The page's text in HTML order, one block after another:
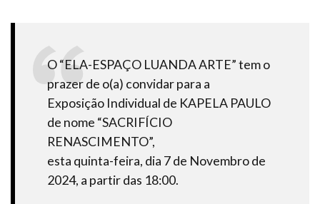
O “ELA-ESPAÇO LUANDA ARTE” tem o
prazer de o(a) convidar para a
Exposição Individual de KAPELA PAULO
de nome “SACRIFÍCIO
RENASCIMENTO”,
esta quinta-feira, dia 7 de Novembro de
2024, a partir das 18:00.